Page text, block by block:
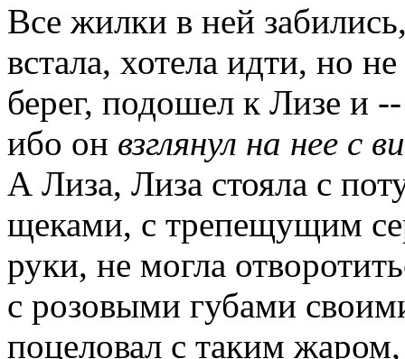
Все жилки в ней
встала, хотела идти, но
берег, подошел к Лизе и
ибо он взглянул на нее с
А Лиза, Лиза стояла с
щеками, с трепещущим
руки, не могла
с розовыми губами
поцеловал с таким жаром,